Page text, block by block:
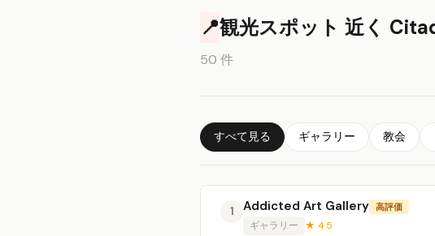
📍観光スポット 近く
50 件
すべて見る ギャラリー 教会
1 Addicted Art Gallery 高評価
ギャラリー ★ 4.5